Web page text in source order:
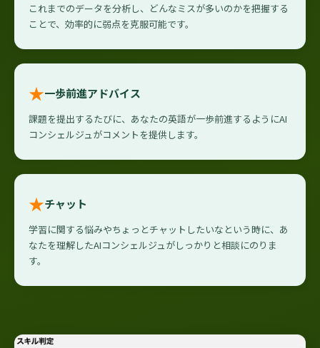
これまでのデータを分析し、どんなミスが多いのかを把握する
ことで、効率的に弱点を克服可能です。
★一歩前進アドバイス
課題を提出するたびに、あなたの英語が一歩前進するようにAI
コンシェルジュがコメントを提供します。
★チャット
学習に関する悩みやちょっとチャットしたいなという時に、あ
なたを理解したAIコンシェルジュがしっかりと相談にのりま
す。